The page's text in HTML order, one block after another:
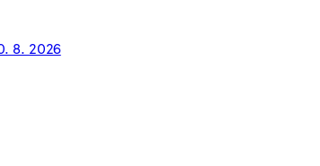
8. 2026